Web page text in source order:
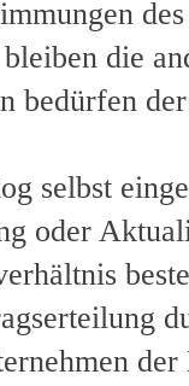
die
bedürfen
selbst
oder